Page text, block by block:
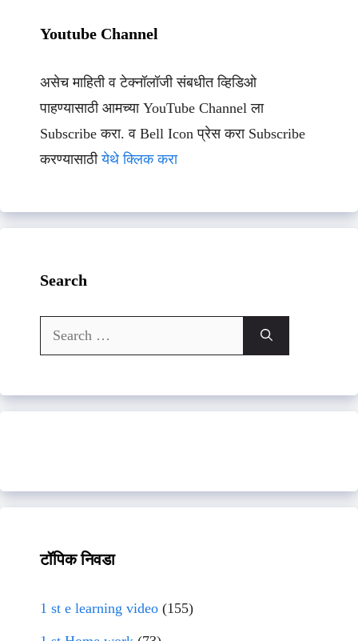
Youtube Channel
असेच माहिती व टेक्नॉलॉजी संबधीत व्हिडिओ
पाहण्यासाठी आमच्या YouTube Channel ला
Subscribe करा. व Bell Icon प्रेस करा Subscribe
करण्यासाठीयेथे क्लिक करा
Search
Search
for:
टॉपिक निवडा
1 st e learning video (155)